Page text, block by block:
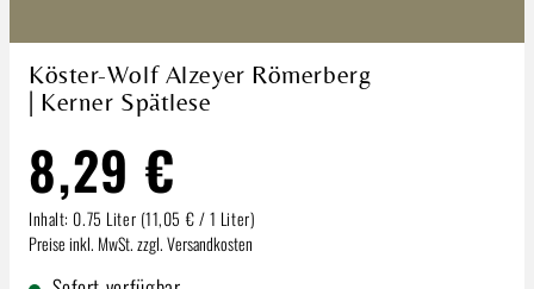
Köster-Wolf Alzeyer Römerberg
| Kerner Spätlese
8,29 €
Inhalt: 0.75 Liter (11,05 € / 1 Liter)
Preise inkl. MwSt. zzgl. Versandkosten